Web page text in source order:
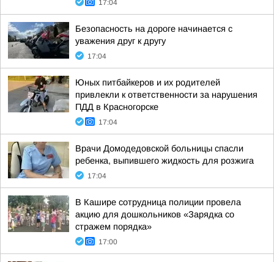
17:04
Безопасность на дороге начинается с
уважения друг к другу
17:04
Юных питбайкеров и их родителей
привлекли к ответственности за нарушения
ПДД в Красногорске
17:04
Врачи Домодедовской больницы спасли
ребенка, выпившего жидкость для розжига
17:04
В Кашире сотрудница полиции провела
акцию для дошкольников «Зарядка со
стражем порядка»
17:00